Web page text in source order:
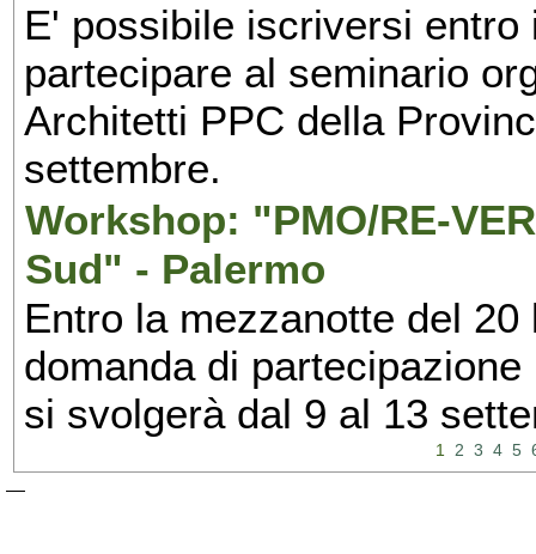
E' possibile iscriversi
partecipare al seminario
Architetti PPC della
settembre.
Workshop: "PMO/RE-
Sud" - Palermo
Entro la mezzanotte del
domanda di
si svolgerà dal 9 al 13
1 2 3 4 5